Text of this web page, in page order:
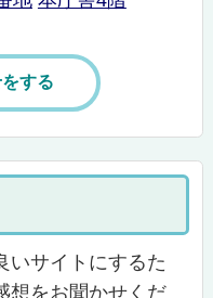
する
いサイトにするた
想をお聞かせくだ